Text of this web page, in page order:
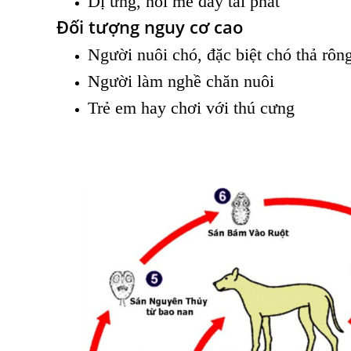
Đối tượng nguy cơ cao
Người nuôi chó, đặc biệt chó thả
Người làm nghề chăn nuôi
Trẻ em hay chơi với thú cưng